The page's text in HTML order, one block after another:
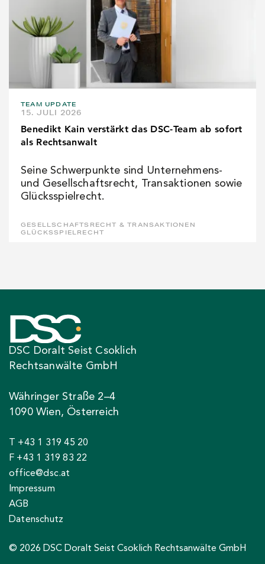
TEAM UPDATE
15. JULI 2026
Benedikt Kain verstärkt das DSC-Team ab sofort
als Rechtsanwalt
Seine Schwerpunkte sind Unternehmens-
und Gesellschaftsrecht, Transaktionen sowie
Glücksspielrecht.
GESELLSCHAFTSRECHT & TRANSAKTIONEN
GLÜCKSSPIELRECHT
DSC Doralt Seist Csoklich
Rechtsanwälte GmbH
Währinger Straße 2–4
1090 Wien, Österreich
T +43 1 319 45 20
F +43 1 319 83 22
office@dsc.at
Impressum
AGB
Datenschutz
© 2026 DSC Doralt Seist Csoklich Rechtsanwälte GmbH